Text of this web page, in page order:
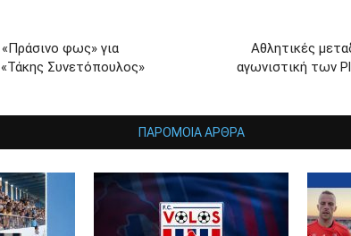
φως» για
Συνετόπουλος»
Αθλητικές
αγωνιστική των
ΠΑΡΟΜΟΙΑ ΑΡΘΡΑ